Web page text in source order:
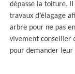
dépasse la toiture. Il
travaux d’élagage
arbre pour ne pas
vivement conseiller
pour demander